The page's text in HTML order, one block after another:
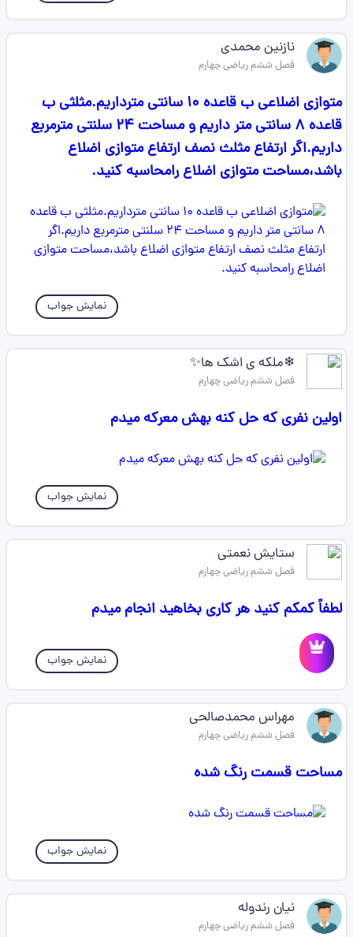
نازنین محمدی
فصل ششم ریاضی چهارم
متوازی اضلاعی ب قاعده ۱۰ سانتی مترداریم.مثلثی ب
قاعده ۸ سانتی متر داریم و مساحت ۲۴ سلنتی مترمربع
داریم.اگر ارتفاع مثلث نصف ارتفاع متوازی اضلاع
باشد،مساحت متوازی اضلاع رامحاسبه کنید.
نمایش جواب
❄ملکه ی اشک ها✨
فصل ششم ریاضی چهارم
اولین نفری که حل کنه بهش معرکه میدم
نمایش جواب
ستایش نعمتی
فصل ششم ریاضی چهارم
لطفاً کمکم کنید هر کاری بخاهید انجام میدم
نمایش جواب
مهراس محمدصالحی
فصل ششم ریاضی چهارم
مساحت قسمت رنگ شده
نمایش جواب
نیان رندوله
فصل ششم ریاضی چهارم